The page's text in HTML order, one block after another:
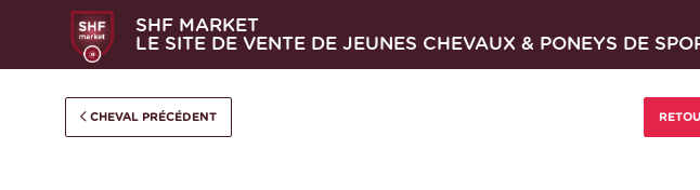
SHF MARKET
LE SITE DE VENTE DE JEUNES CHEVAUX & PONEYS DE
CHEVAL PRÉCÉDENT